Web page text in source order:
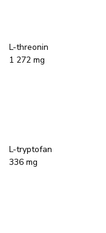
L-threonin
1 272 mg
L-tryptofan
336 mg